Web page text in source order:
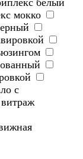
белый
мокко
с
витраж